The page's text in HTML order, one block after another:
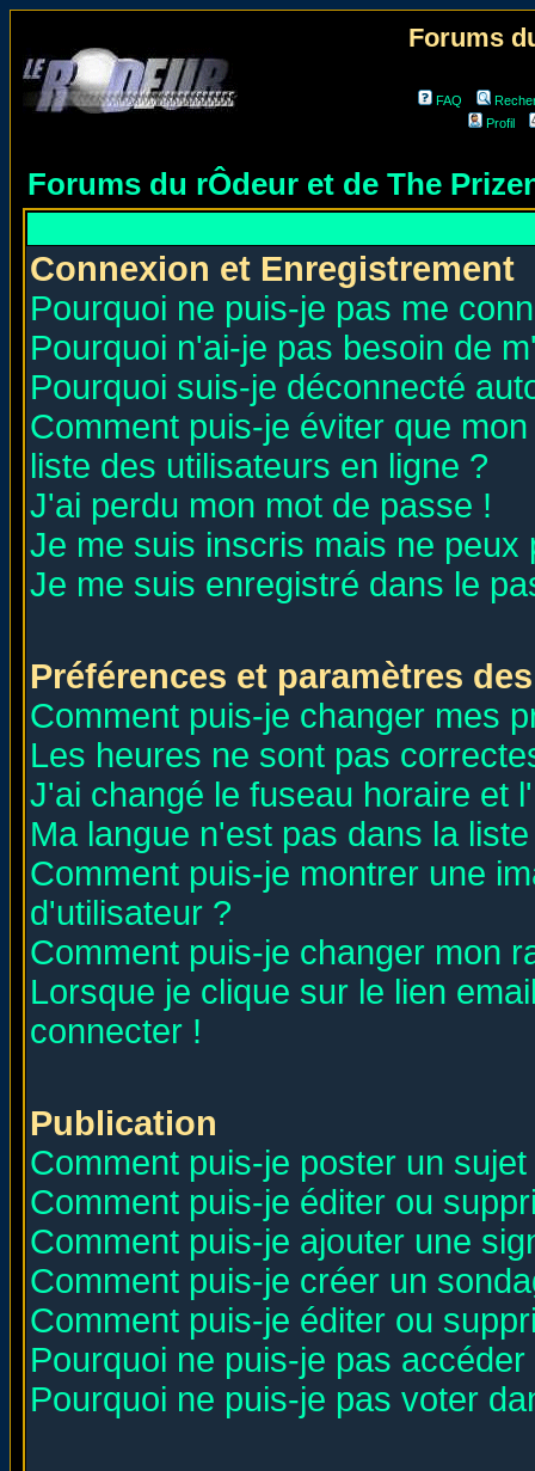
Forums
FAQ
Profil
Forums du rÔdeur et de The
Connexion et Enregistrement
Pourquoi ne puis-je pas me
Pourquoi n'ai-je pas besoin de
Pourquoi suis-je déconnecté
Comment puis-je éviter que
liste des utilisateurs en ligne ?
J'ai perdu mon mot de passe !
Je me suis inscris mais ne peux
Je me suis enregistré dans le
Préférences et paramètres
Comment puis-je changer mes
Les heures ne sont pas
J'ai changé le fuseau horaire et
Ma langue n'est pas dans la
Comment puis-je montrer une
d'utilisateur ?
Comment puis-je changer mon
Lorsque je clique sur le lien
connecter !
Publication
Comment puis-je poster un
Comment puis-je éditer ou
Comment puis-je ajouter une
Comment puis-je créer un
Comment puis-je éditer ou
Pourquoi ne puis-je pas
Pourquoi ne puis-je pas voter